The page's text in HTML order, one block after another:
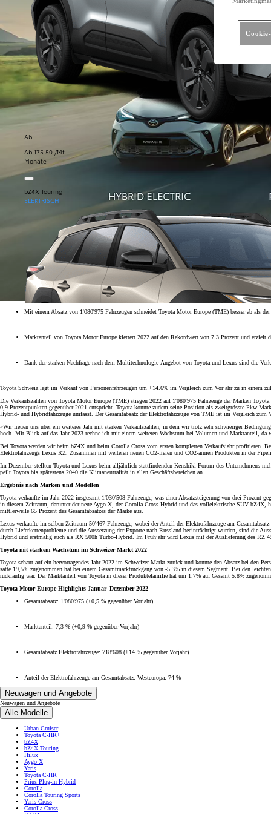
Ab
Ab 175.50 /Mt.
Monate
bZ4X Touring
ELEKTRISCH
Ab
Ab 376.60 /Mt.
Monate
Yaris
HYBRID
Ab
Ab 97.50 /Mt.
Monate
Corolla Touring Sports
Mit einem Absatz von 1'080'975 Fahrzeugen schneidet Toyota Motor Europe (TME) besser ab als
Marktanteil von Toyota Motor Europe klettert 2022 auf den Rekordwert von 7,3 Prozent und erzielt
Dank der starken Nachfrage nach dem Multitechnologie-Angebot von Toyota und Lexus sind die
Toyota Schweiz legt im Verkauf von Personenfahrzeugen um +14.6% im Vergleich zum Vorjahr zu in einem
Die Verkaufszahlen von Toyota Motor Europe (TME) stiegen 2022 auf 1'080'975 Fahrzeuge der Marken
0,9 Prozentpunkten gegenüber 2021 entspricht. Toyota konnte zudem seine Position als zweitgrösste Pkw-
Hybrid- und Hybridfahrzeuge umfasst. Der Gesamtabsatz der Elektrofahrzeuge von TME ist im Vergleich
«Wir freuen uns über ein weiteres Jahr mit starken Verkaufszahlen, in dem wir trotz sehr schwieriger
hoch. Mit Blick auf das Jahr 2023 rechne ich mit einem weiteren Wachstum bei Volumen und Marktanteil,
Bei Toyota werden wir beim bZ4X und beim Corolla Cross vom ersten kompletten Verkaufsjahr profitieren.
Elektrofahrzeugs Lexus RZ. Zusammen mit weiteren neuen CO2-freien und CO2-armen Produkten in der
Im Dezember stellten Toyota und Lexus beim alljährlich stattfindenden Kenshiki-Forum des Unternehmens
peilt Toyota bis spätestens 2040 die Klimaneutralität in allen Geschäftsbereichen an.
Ergebnis nach Marken und Modellen
Toyota verkaufte im Jahr 2022 insgesamt 1'030'508 Fahrzeuge, was einer Absatzsteigerung von drei
in diesem Zeitraum, darunter der neue Aygo X, der Corolla Cross Hybrid und das vollelektrische SUV bZ4X,
mittlerweile 65 Prozent des Gesamtabsatzes der Marke aus.
Lexus verkaufte im selben Zeitraum 50'467 Fahrzeuge, wobei der Anteil der Elektrofahrzeuge am
durch Lieferkettenprobleme und die Aussetzung der Exporte nach Russland beeinträchtigt wurden, sind die
Hybrid und erstmalig auch als RX 500h Turbo-Hybrid. Im Frühjahr wird Lexus mit der Auslieferung des RZ
Toyota mit starkem Wachstum im Schweizer Markt 2022
Toyota schaut auf ein hervorragendes Jahr 2022 im Schweizer Markt zurück und konnte den Absatz bei den
satte 19,5% zugenommen hat bei einem Gesamtmarktrückgang von -5.3% in diesem Segment. Bei den
rückläufig war. Der Marktanteil von Toyota in dieser Produktefamilie hat um 1.7% auf Gesamt 5.8%
Toyota Motor Europe Highlights Januar–Dezember 2022
Gesamtabsatz: 1'080'975 (+0,5 % gegenüber Vorjahr)
Marktanteil: 7,3 % (+0,9 % gegenüber Vorjahr)
Gesamtabsatz Elektrofahrzeuge: 718'608 (+14 % gegenüber Vorjahr)
Anteil der Elektrofahrzeuge am Gesamtabsatz: Westeuropa: 74 %
Neuwagen und Angebote
Neuwagen und Angebote
Alle Modelle
Urban Cruiser
Toyota C-HR+
bZ4X
bZ4X Touring
Hilux
Aygo X
Yaris
Toyota C-HR
Prius Plug-in Hybrid
Corolla
Corolla Touring Sports
Yaris Cross
Corolla Cross